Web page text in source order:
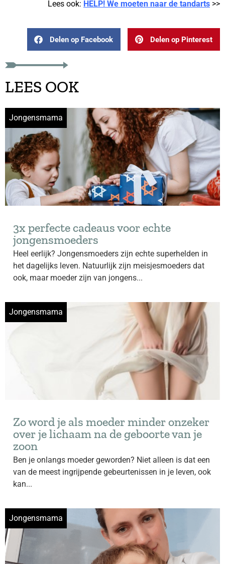
Lees ook: HELP! We moeten naar de tandarts >>
Delen op Facebook Delen op Pinterest
LEES OOK
Jongensmama
3x perfecte cadeaus voor echte
jongensmoeders
Heel eerlijk? Jongensmoeders zijn echte superhelden in
het dagelijks leven. Natuurlijk zijn meisjesmoeders dat
ook, maar moeder zijn van jongens...
Jongensmama
Zo word je als moeder minder onzeker
over je lichaam na de geboorte van je
zoon
Ben je onlangs moeder geworden? Niet alleen is dat een
van de meest ingrijpende gebeurtenissen in je leven, ook
kan...
Jongensmama